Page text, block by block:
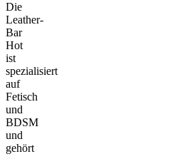
Die
Leather-
Bar
Hot
ist
spezialisiert
auf
Fetisch
und
BDSM
und
gehört